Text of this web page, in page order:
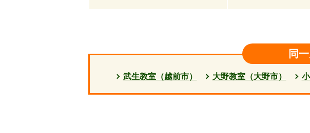
同
武生教室（越前市） 大野教室（大野市）